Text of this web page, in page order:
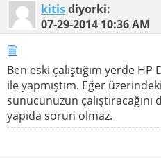
kitisdiyorki:
07-29-2014 10:36 AM
Ben eski çalıştığım yerde HP
ile yapmıştım. Eğer
sunucunuzun
yapıda sorun olmaz.